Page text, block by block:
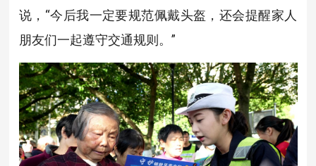
说，“今后我一定要规范佩戴头盔，还会提醒家人
朋友们一起遵守交通规则。”